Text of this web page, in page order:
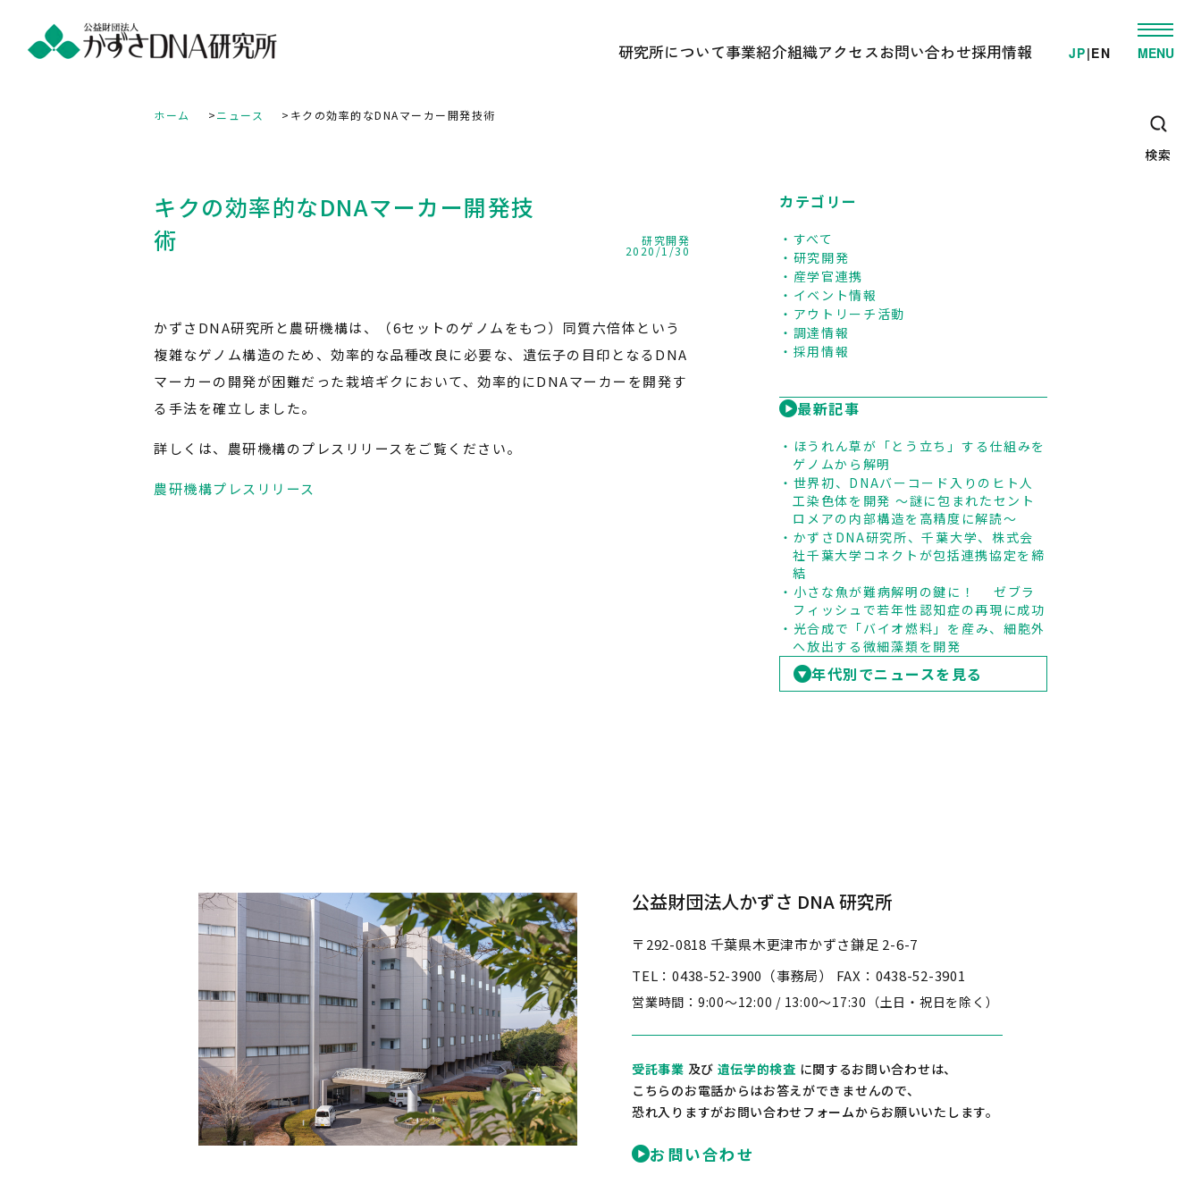
研究所について事業紹介組織
DNAリサーチ出版局
企画管理部
アクセスお問い合わせ採用情報 JP|EN MENU
検索
ホーム ニュース キクの効率的なDNAマーカー開発技術
キクの効率的なDNAマーカー開発技
術
2020/1/30
研究開発
かずさDNA研究所と農研機構は、（6セットのゲノムをもつ）同質六倍体という
複雑なゲノム構造のため、効率的な品種改良に必要な、遺伝子の目印となるDNA
マーカーの開発が困難だった栽培ギクにおいて、効率的にDNAマーカーを開発す
る手法を確立しました。
詳しくは、農研機構のプレスリリースをご覧ください。
農研機構プレスリリース
カテゴリー
すべて
研究開発
産学官連携
イベント情報
アウトリーチ活動
調達情報
採用情報
最新記事
ほうれん草が「とう立ち」する仕組みを
ゲノムから解明
世界初、DNAバーコード入りのヒト人
工染色体を開発 ～謎に包まれたセント
ロメアの内部構造を高精度に解読～
かずさDNA研究所、千葉大学、株式会
社千葉大学コネクトが包括連携協定を締
結
小さな魚が難病解明の鍵に！ ゼブラ
フィッシュで若年性認知症の再現に成功
光合成で「バイオ燃料」を産み、細胞外
へ放出する微細藻類を開発
年代別でニュースを見る
公益財団法人かずさ DNA 研究所
〒292-0818 千葉県木更津市かずさ鎌足 2-6-7
TEL：0438-52-3900（事務局） FAX：0438-52-3901
営業時間： 9:00～12:00 / 13:00～17:30 （土日・祝日を除く）
受託事業 及び 遺伝学的検査 に関するお問い合わせは、
こちらのお電話からはお答えができませんので、
恐れ入りますがお問い合わせフォームからお願いいたします。
お問い合わせ